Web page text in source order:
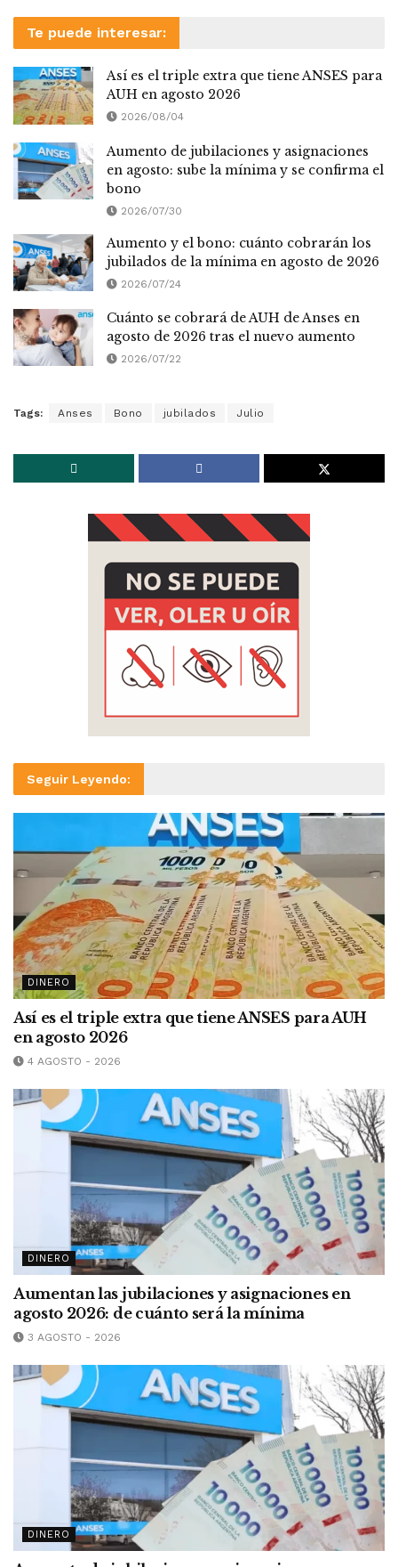
Te puede interesar:
Así es el triple extra que tiene ANSES para
AUH en agosto 2026
2026/08/04
Aumento de jubilaciones y asignaciones
en agosto: sube la mínima y se confirma el
bono
2026/07/30
Aumento y el bono: cuánto cobrarán los
jubilados de la mínima en agosto de 2026
2026/07/24
Cuánto se cobrará de AUH de Anses en
agosto de 2026 tras el nuevo aumento
2026/07/22
Tags: Anses Bono jubilados Julio
Seguir Leyendo:
DINERO
Así es el triple extra que tiene ANSES para AUH
en agosto 2026
4 AGOSTO - 2026
DINERO
Aumentan las jubilaciones y asignaciones en
agosto 2026: de cuánto será la mínima
3 AGOSTO - 2026
DINERO